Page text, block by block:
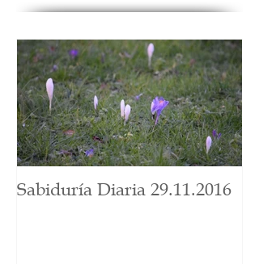
Sabiduría Diaria 29.11.2016